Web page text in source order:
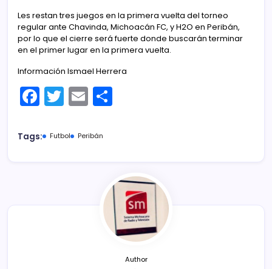
Les restan tres juegos en la primera vuelta del torneo
regular ante Chavinda, Michoacán FC, y H2O en Peribán,
por lo que el cierre será fuerte donde buscarán terminar
en el primer lugar en la primera vuelta.
Información Ismael Herrera
F
a
c
T
w
itt
E
m
ai
ar
tir
Tags: Futbol Peribán
Author